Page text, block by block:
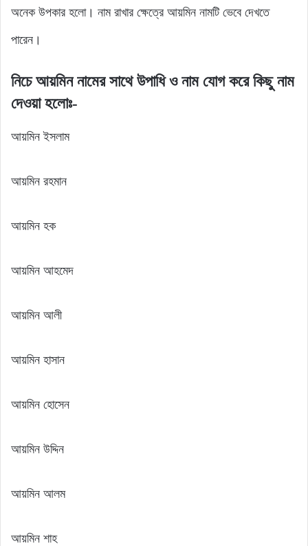
অনেক উপকার হলো। নাম রাখার ক্ষেত্রে আয়মিন নামটি ভেবে দেখতে
পারেন।
নিচে আয়মিন নামের সাথে উপাধি ও নাম যোগ করে কিছু নাম
দেওয়া হলোঃ-
আয়মিন ইসলাম
আয়মিন রহমান
আয়মিন হক
আয়মিন আহমেদ
আয়মিন আলী
আয়মিন হাসান
আয়মিন হোসেন
আয়মিন উদ্দিন
আয়মিন আলম
আয়মিন শাহ